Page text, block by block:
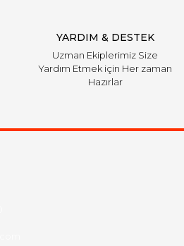
YARDIM & DESTEK
Uzman Ekiplerimiz Size
Yardım Etmek için Her zaman
Hazırlar